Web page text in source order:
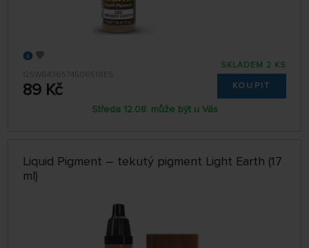
GSW8436574506518ES
89 Kč
SKLADEM 2 KS
KOUPIT
Středa 12.08. může být u Vás
Liquid Pigment – tekutý pigment Light Earth (17
ml)